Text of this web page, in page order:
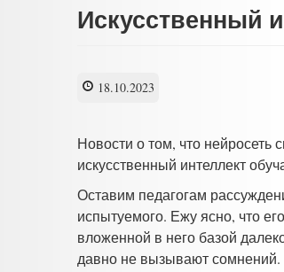
Искусственный
18.10.2023
Новости о том, что нейросеть
искусственный интеллект
Оставим педагогам
испытуемого. Ежу ясно, что
вложенной в него базой
давно не вызывают сомнений.